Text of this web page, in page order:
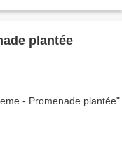
plantée